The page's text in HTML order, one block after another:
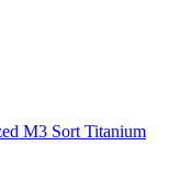
M3 Sort Titanium